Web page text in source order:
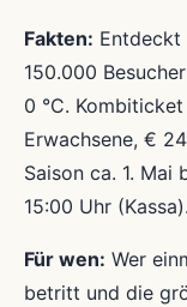
Fakten: Entdeckt
150.000
0 °C.
Erwachsene, €
Saison ca. 1.
15:00 Uhr (Kassa).
Für wen: Wer
betritt und die